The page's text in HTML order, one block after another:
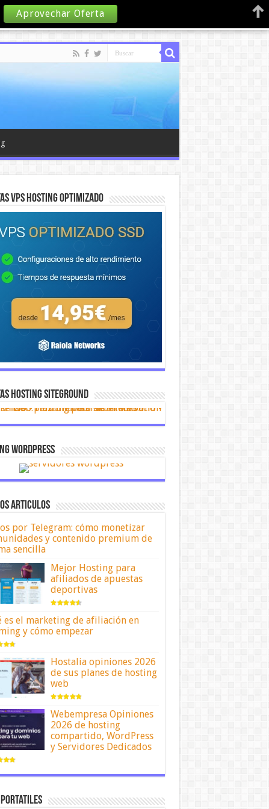
VPS HOSTING OPTIMIZADO
HOSTING SITEGROUND
Wordpress
ARTICULOS
por Telegram: cómo monetizar
y contenido premium de
sencilla
Mejor Hosting para
afiliados de apuestas
deportivas
es el marketing de afiliación en
y cómo empezar
Hostalia opiniones 2026
de sus planes de hosting
web
Webempresa Opiniones
2026 de hosting
compartido, WordPress
y Servidores Dedicados
portatiles
Aprovechar Oferta